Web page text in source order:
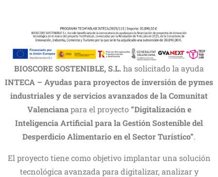
BIOSCORE SOSTENIBLE, S.L.ha solicitado la ayuda
INTECA – Ayudas para proyectos de inversión de pymes
industriales y de servicios avanzados de la Comunitat
Valencianapara el proyecto “Digitalización e
Inteligencia Artificial para la Gestión Sostenible del
Desperdicio Alimentario en el Sector Turístico”.
El proyecto tiene como objetivo implantar una solución
tecnológica avanzada para digitalizar, analizar y